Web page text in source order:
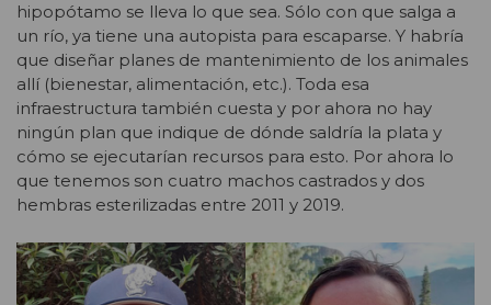
hipopótamo se lleva lo que sea. Sólo con que salga a
un río, ya tiene una autopista para escaparse. Y habría
que diseñar planes de mantenimiento de los animales
allí (bienestar, alimentación, etc.). Toda esa
infraestructura también cuesta y por ahora no hay
ningún plan que indique de dónde saldría la plata y
cómo se ejecutarían recursos para esto. Por ahora lo
que tenemos son cuatro machos castrados y dos
hembras esterilizadas entre 2011 y 2019.